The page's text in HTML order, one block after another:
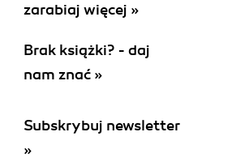
zarabiaj więcej »
Brak książki? - daj
nam znać »
Subskrybuj newsletter
»